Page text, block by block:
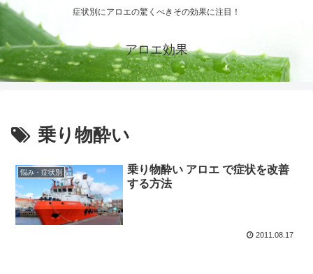
症状別にアロエの驚くべきその効果に注目！
アロエ効果
乗り物酔い
悩み・症状別
乗り物酔い アロエ で症状を改善
する方法
2011.08.17